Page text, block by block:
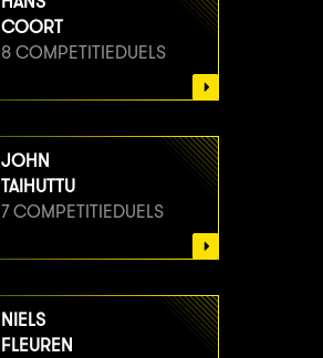
COORT
8 COMPETITIEDUELS
JOHN
TAIHUTTU
7 COMPETITIEDUELS
NIELS
FLEUREN